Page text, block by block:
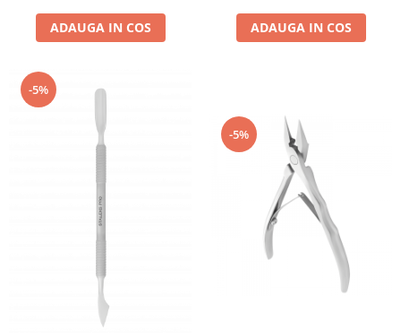
ADAUGA IN COS ADAUGA IN COS
-5%
-5%